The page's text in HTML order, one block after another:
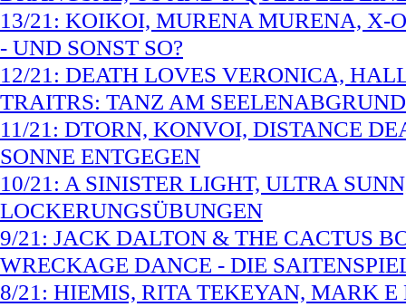
13/21: KOIKOI, MURENA MURENA, X-
- UND SONST SO?
12/21: DEATH LOVES VERONICA,
TRAITRS: TANZ AM SEELENABGRUND
11/21: DTORN, KONVOI, DISTANCE
SONNE ENTGEGEN
10/21: A SINISTER LIGHT, ULTRA
LOCKERUNGSÜBUNGEN
9/21: JACK DALTON & THE CACTUS
WRECKAGE DANCE - DIE
8/21: HIEMIS, RITA TEKEYAN, MARK